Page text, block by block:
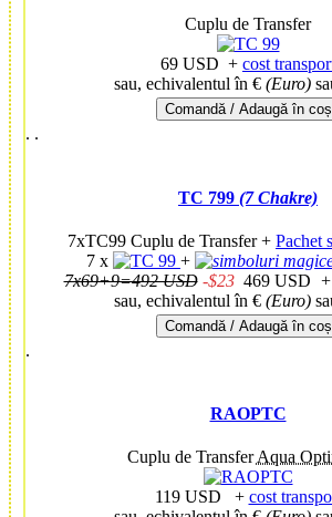
Cuplu de Transfer
69 USD + cost
sau, echivalentul în € (Euro)
Comandă / Adaugă în coș
. .
TC 799 (7 Chakre)
7xTC99 Cuplu de Transfer + Pachet
7 x
+
7x69+9=492 USD -$23469 USD +
sau, echivalentul în € (Euro)
Comandă / Adaugă în coș
.
RAOPTC
Cuplu de TransferAqua
119 USD + cost